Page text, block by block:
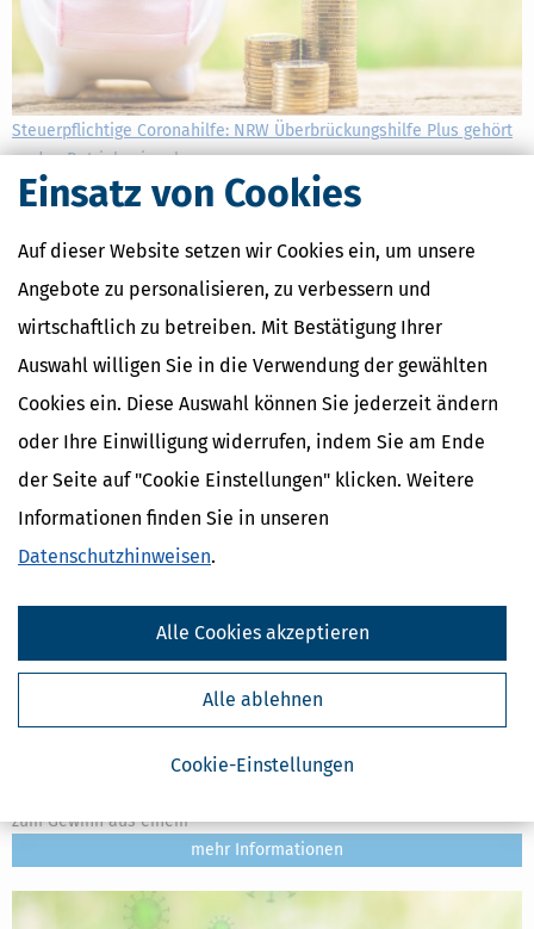
Einsatz von Cookies
Auf dieser Website setzen wir Cookies ein, um unsere
Angebote zu personalisieren, zu verbessern und
wirtschaftlich zu betreiben. Mit Bestätigung Ihrer
Auswahl willigen Sie in die Verwendung der gewählten
Cookies ein. Diese Auswahl können Sie jederzeit ändern
oder Ihre Einwilligung widerrufen, indem Sie am Ende
der Seite auf "Cookie Einstellungen" klicken. Weitere
Informationen finden Sie in unseren
Datenschutzhinweisen.
Cookie-Einstellungen
Alle ablehnen
Alle Cookies akzeptieren
Steuerpflichtige Coronahilfe: NRW Überbrückungshilfe Plus gehört
zu den Betriebseinnahmen
15.12.2023, 06:57 Uhr]Die Corona-Überbrückungshilfe für
stellt Betriebseinnahmen dar, auch soweit sie pauschal für
Urteil des FG Düsseldorf hervor.
mehr
Tätigkeit führt zu Einkünften aus selbstständiger Arbeit und hat
zum Gewinn aus einem
mehr